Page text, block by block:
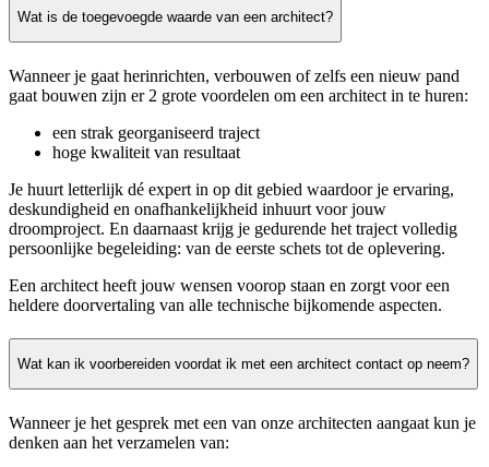
Wat is de toegevoegde waarde van een architect?
Wanneer je gaat herinrichten, verbouwen of zelfs een nieuw pand
gaat bouwen zijn er 2 grote voordelen om een architect in te huren:
een strak georganiseerd traject
hoge kwaliteit van resultaat
Je huurt letterlijk dé expert in op dit gebied waardoor je ervaring,
deskundigheid en onafhankelijkheid inhuurt voor jouw
droomproject. En daarnaast krijg je gedurende het traject volledig
persoonlijke begeleiding: van de eerste schets tot de oplevering.
Een architect heeft jouw wensen voorop staan en zorgt voor een
heldere doorvertaling van alle technische bijkomende aspecten.
Wat kan ik voorbereiden voordat ik met een architect contact op neem?
Wanneer je het gesprek met een van onze architecten aangaat kun je
denken aan het verzamelen van: